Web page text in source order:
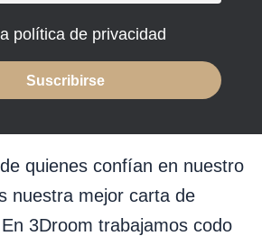
política de privacidad
quienes confían en nuestro
nuestra mejor carta de
3Droom trabajamos codo